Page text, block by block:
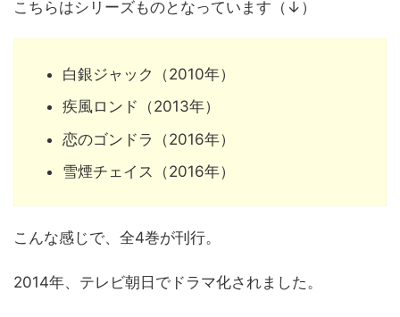
こちらはシリーズものとなっています（↓）
白銀ジャック（2010年）
疾風ロンド（2013年）
恋のゴンドラ（2016年）
雪煙チェイス（2016年）
こんな感じで、全4巻が刊行。
2014年、テレビ朝日でドラマ化されました。